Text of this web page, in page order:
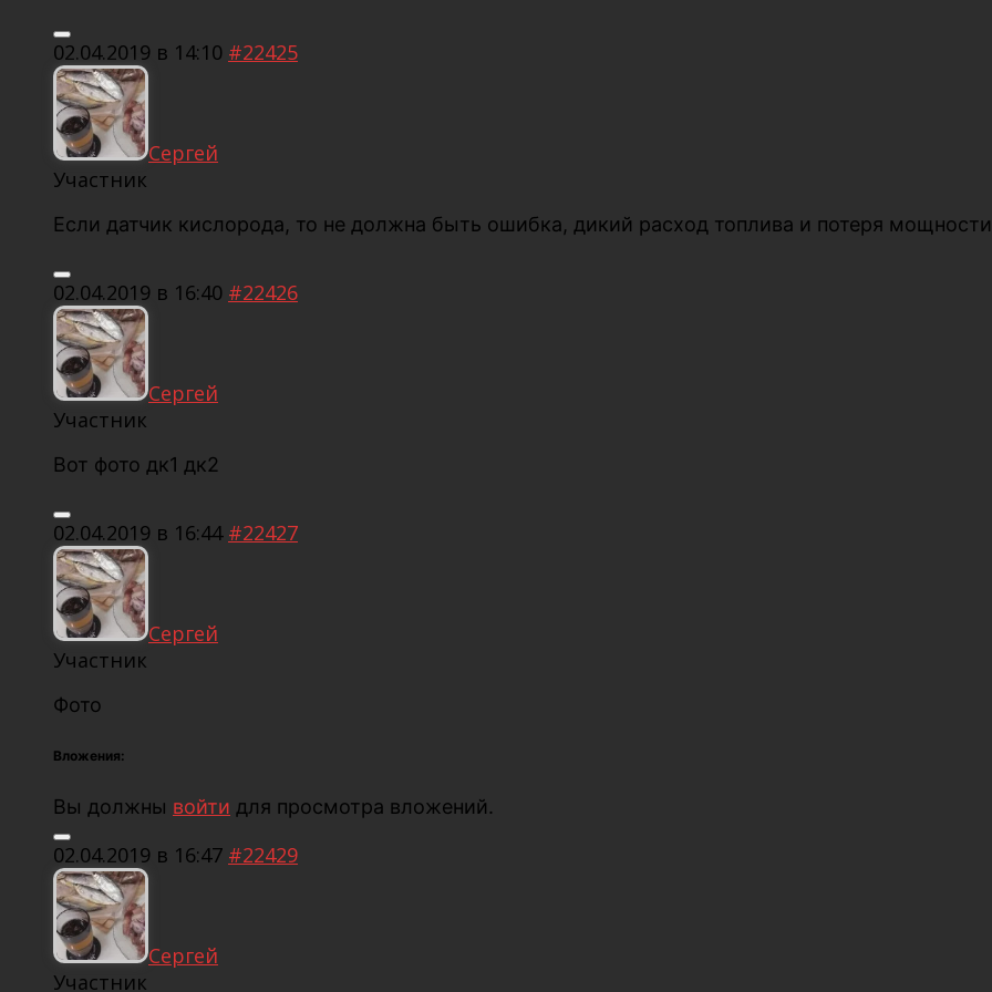
02.04.2019 в 14:10 #22425
Сергей
Участник
Если датчик кислорода, то не должна быть ошибка, дикий расход топлива и потеря
02.04.2019 в 16:40 #22426
Сергей
Участник
Вот фото дк1 дк2
02.04.2019 в 16:44 #22427
Сергей
Участник
Фото
Вложения:
Вы должны войти для просмотра вложений.
02.04.2019 в 16:47 #22429
Сергей
Участник